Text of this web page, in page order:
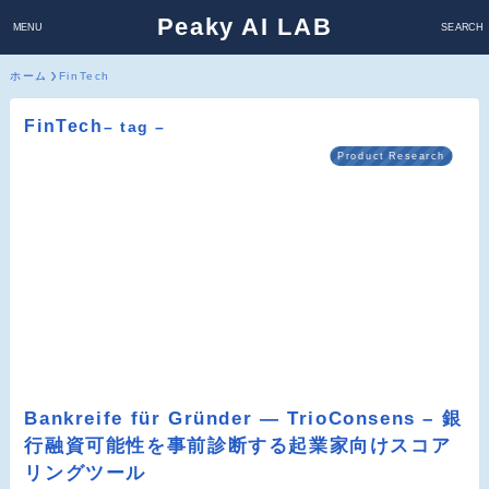
Peaky AI LAB SEARCH
MENU
ホーム FinTech
FinTech– tag –
Product Research
Bankreife für Gründer — TrioConsens – 銀
行融資可能性を事前診断する起業家向けスコア
リングツール